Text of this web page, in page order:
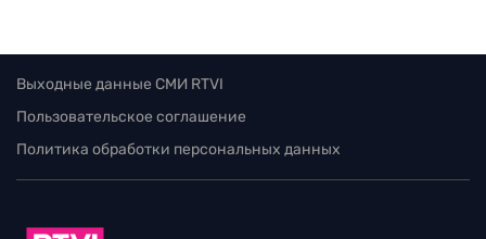
Выходные данные СМИ RTVI
Пользовательское соглашение
Политика обработки персональных данных